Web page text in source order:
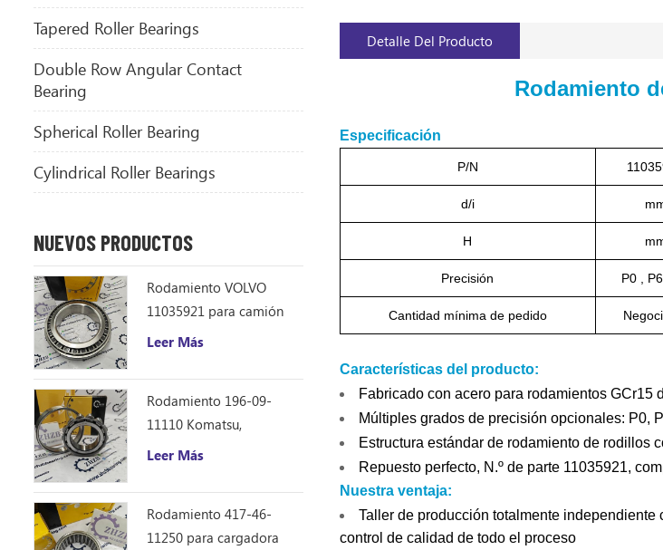
Detalle Del Producto
Rodamiento
Especificación
P/N
d/i
H
Precisión P0 ,
Cantidad mínima de pedido
Características del producto:
Fabricado con acero para rodamientos
Múltiples grados de precisión opcionales: P0,
Estructura estándar de rodamiento de rodillos
Repuesto perfecto, N.º de parte 11035921,
Nuestra ventaja:
Taller de producción totalmente
control de calidad de todo el proceso
Tapered Roller Bearings
Double Row Angular Contact
Bearing
Spherical Roller Bearing
Cylindrical Roller Bearings
NUEVOS PRODUCTOS
Rodamiento VOLVO
11035921 para camión
volquete articulado
Leer Más
Rodamiento 196-09-
11110 Komatsu,
repuestos para
Leer Más
Rodamiento 417-46-
11250 para cargadora